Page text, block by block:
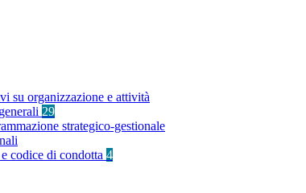
su organizzazione e attività
29
strategico-gestionale
codice di condotta 4